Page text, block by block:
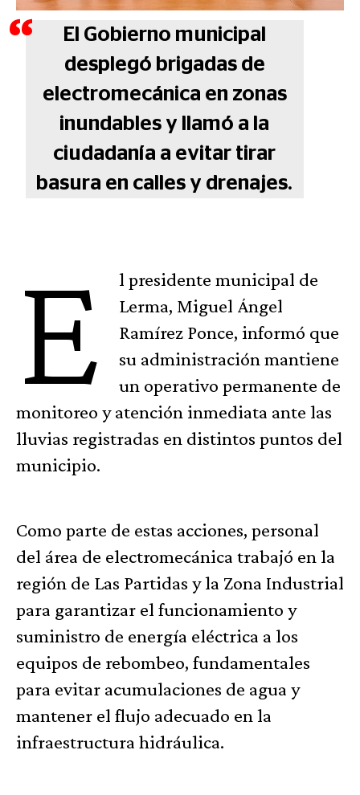
El Gobierno municipal
desplegó brigadas de
electromecánica en zonas
inundables y llamó a la
ciudadanía a evitar tirar
basura en calles y drenajes.
E
l presidente municipal de
Lerma, Miguel Ángel
Ramírez Ponce, informó que
su administración mantiene
un operativo permanente de
monitoreo y atención inmediata ante las
lluvias registradas en distintos puntos del
municipio.
Como parte de estas acciones, personal
del área de electromecánica trabajó en la
región de Las Partidas y la Zona Industrial
para garantizar el funcionamiento y
suministro de energía eléctrica a los
equipos de rebombeo, fundamentales
para evitar acumulaciones de agua y
mantener el flujo adecuado en la
infraestructura hidráulica.